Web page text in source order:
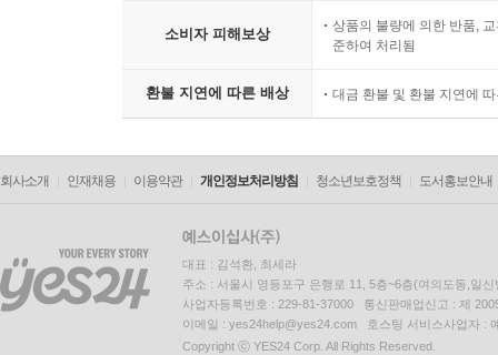
소비자 피해보상
상품의 불량에 의한 반품,
준하여 처리됨
환불 지연에 따른 배상 대금 환불 및 환불 지연에
회사소개 인재채용 이용약관 개인정보처리방침 청소년보호정책 도서홍보안내
대표 : 김석환, 최세라
주소 : 서울시 영등포구 은행로 11, 5층~6층(여의도동,일신
사업자등록번호 : 229-81-37000 통신판매업신고 : 제
이메일 : yes24help@yes24.com 호스팅 서비스사업자 :
Copyright ⓒ YES24 Corp. All Rights Reserved.